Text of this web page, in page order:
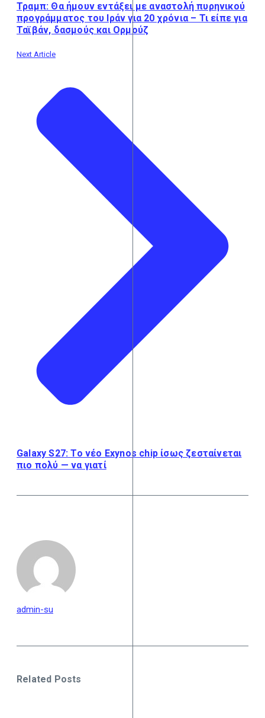
Τραμπ: Θα ήμουν εντάξει με αναστολή πυρηνικού
προγράμματος του Ιράν για 20 χρόνια – Τι είπε για
Ταϊβάν, δασμούς και Ορμούζ
Next Article
Galaxy S27: Το νέο Exynos chip ίσως ζεσταίνεται
πιο πολύ — να γιατί
admin-su
Related Posts